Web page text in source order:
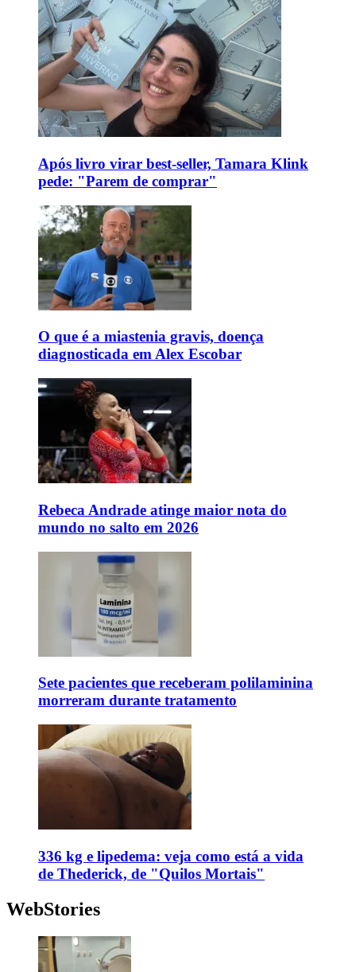
Após livro virar best-seller, Tamara Klink
pede: "Parem de comprar"
O que é a miastenia gravis, doença
diagnosticada em Alex Escobar
Rebeca Andrade atinge maior nota do
mundo no salto em 2026
Sete pacientes que receberam polilaminina
morreram durante tratamento
336 kg e lipedema: veja como está a vida
de Thederick, de "Quilos Mortais"
WebStories